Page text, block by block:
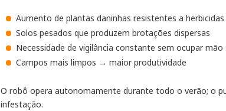
Aumento de plantas daninhas resistentes a herbicidas
Solos pesados que produzem brotações dispersas
Necessidade de vigilância constante sem ocupar mão
Campos mais limpos → maior produtividade
O robô opera autonomamente durante todo o verão; o
infestação.